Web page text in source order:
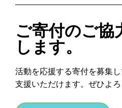
ご寄付のご協
します。
活動を応援する寄付を募集
支援いただけます。ぜひよ